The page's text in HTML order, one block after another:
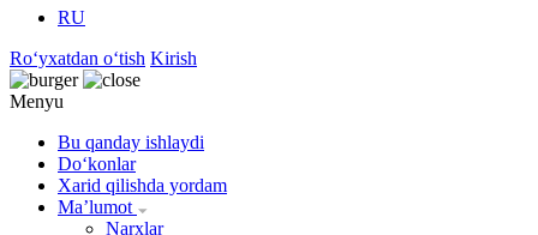
RU
Roʻyxatdan oʻtish Kirish
Menyu
Bu qanday ishlaydi
Doʻkonlar
Xarid qilishda yordam
Maʼlumot
Narxlar